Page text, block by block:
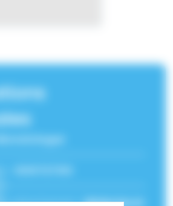
Néonatologue
rattachement :Médecine et